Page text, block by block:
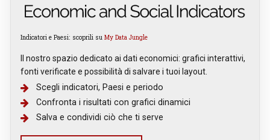
Indicatori e Paesi: scoprili su My Data Jungle
Il nostro spazio dedicato ai dati economici: grafici interattivi,
fonti verificate e possibilità di salvare i tuoi layout.
Scegli indicatori, Paesi e periodo
Confronta i risultati con grafici dinamici
Salva e condividi ciò che ti serve